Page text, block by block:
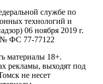
службе по
технологий и
06 ноября 2019 г.
№ ФС 77-77122
материалы 18+.
рекламы, выходят под
не несет